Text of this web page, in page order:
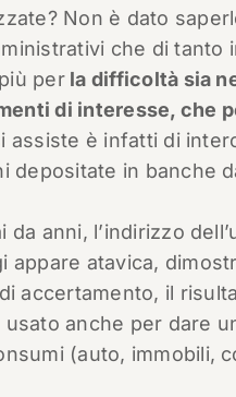
Non è dato
che di
perla difficoltà sia
di interesse, che
assiste è infatti di
depositate in banche
da anni, l’indirizzo
appare atavica,
accertamento, il
anche per dare
(auto, immobili,